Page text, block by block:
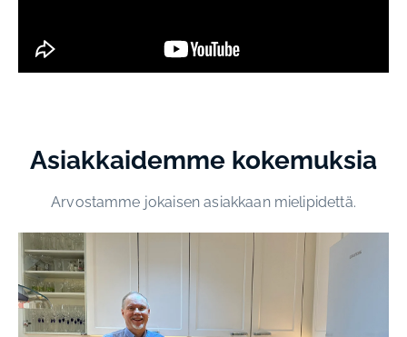
Asiakkaidemme kokemuksia
Arvostamme jokaisen asiakkaan mielipidettä.